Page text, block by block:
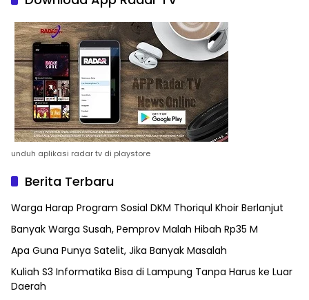
unduh aplikasi radar tv di playstore
Berita Terbaru
Warga Harap Program Sosial DKM Thoriqul Khoir Berlanjut
Banyak Warga Susah, Pemprov Malah Hibah Rp35 M
Apa Guna Punya Satelit, Jika Banyak Masalah
Kuliah S3 Informatika Bisa di Lampung Tanpa Harus ke Luar
Daerah